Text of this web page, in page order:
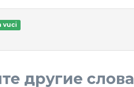
vuci
другие слова